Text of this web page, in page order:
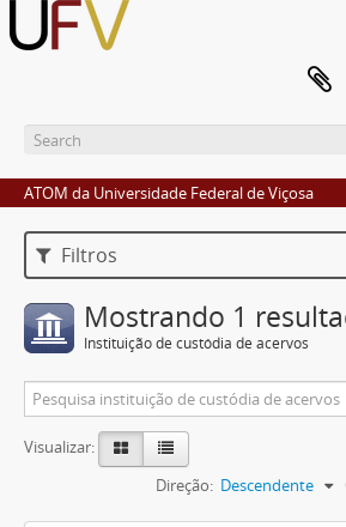
ATOM da Universidade Federal de Viçosa
Filtros
Mostrando 1
Instituição de custódia de acervos
Visualizar:
Direção: Descendente